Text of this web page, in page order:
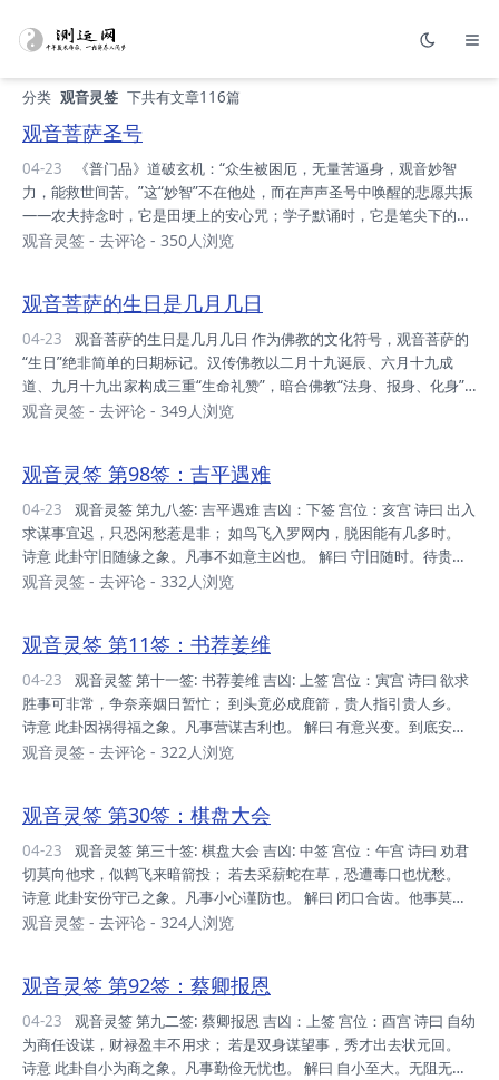
分类 观音灵签 下共有文章116篇
观音菩萨圣号
04-23
力，能救世间苦。”这“妙智”不在他处，而在声声圣号中唤醒的悲愿共振
——农夫持念时，它是田埂上的安心咒；学子默诵时，它是笔尖下的智
慧光；甚至现代人堵在车流中焦躁敲打方向盘时，它也能化作一缕清心
似，仿佛菩萨早已将救度众生的誓言，刻入人类本能。 观音菩萨，作为
佛教中慈悲与智慧的象征，其圣号——“南无大慈大悲观世音菩萨”一直
受到广大信众的虔诚诵念。然而，很多人对于如何正确念诵观音圣号并
不十分了解。本文将深入探讨观音圣号...
观音灵签 - 去评论 - 350人浏览
观音菩萨的生日是几月几日
04-23
“生日”绝非简单的日期标记。汉传佛教以‌二月十九诞辰、六月十九成
道、九月十九出家‌构成三重“生命礼赞”，暗合佛教“法身、报身、化身”
三身理论；藏传体系则将其诞辰与释迦牟尼佛诞合并，于萨噶达瓦节以
空）、印度吠陀历法存在隐秘共振，仿佛慈悲愿力早已编织进人类文明
的星图。 观音菩萨的“生日”在汉传佛教中有 ‌三大纪念日‌，均为农历日
期： ‌诞辰日‌：二月十九（2025年公历为‌3月17日‌） ‌成道日‌：六月十九
（202...
观音灵签 - 去评论 - 349人浏览
观音灵签 第98签：吉平遇难
04-23
求谋事宜迟，只恐闲愁惹是非； 如鸟飞入罗网内，脱困能有几多时。
诗意 此卦守旧随缘之象。凡事不如意主凶也。 解曰 守旧随时。待贵人
至。若问诸般。主事定迟。 仙机 家宅→忧疑 自身→小人 求财→破 交易
体解译 想要做好件事情当慢点在做 若是急着去做恐会遭惹是非或其他
苦恼事 就如飞鸟自投罗网般 还不知几时能脱困 本签精髓 凡事宜迟，以
免受困。 凡事做事 对于当前想要进行的事情，你当慢...
观音灵签 - 去评论 - 332人浏览
观音灵签 第11签：书荐姜维
04-23
胜事可非常，争奈亲姻日暂忙； 到头竟必成鹿箭，贵人指引贵人乡。
诗意 此卦因祸得福之象。凡事营谋吉利也。 解曰 有意兴变。到底安
然。若问用事。只近贵人。 仙机 家宅→大吉 自身→顺利 求财→有 交易
体解译 为了追求这好事，心情很欢喜。 亲友们也因此忙碌 到时候会屏
雀中选 还有贵人帮忙，让自己处在贵人多的地方。 中箭→鹿箭。 本签
精髓 因祸得福。因害得利。因故得势。 凡事做事 为了...
观音灵签 - 去评论 - 322人浏览
观音灵签 第30签：棋盘大会
04-23
切莫向他求，似鹤飞来暗箭投； 若去采薪蛇在草，恐遭毒口也忧愁。
诗意 此卦安份守己之象。凡事小心谨防也。 解曰 闭口合齿。他事莫
理。若有亏心。到头害己。 仙机 家宅→安 自身→平平 求财→待时 交易
签30:整体解译 喻若进行此事，则有受害之险。 此害来自暗中。 本签精
髓 其中有诈，事中有骗。向前则险，退守则安。 凡事做事 劝你不要去
做这件事，因为这是有危险的，甚至是个骗局。若能退...
观音灵签 - 去评论 - 324人浏览
观音灵签 第92签：蔡卿报恩
04-23
为商任设谋，财禄盈丰不用求； 若是双身谋望事，秀才出去状元回。
诗意 此卦自小为商之象。凡事勤俭无忧也。 解曰 自小至大。无阻无